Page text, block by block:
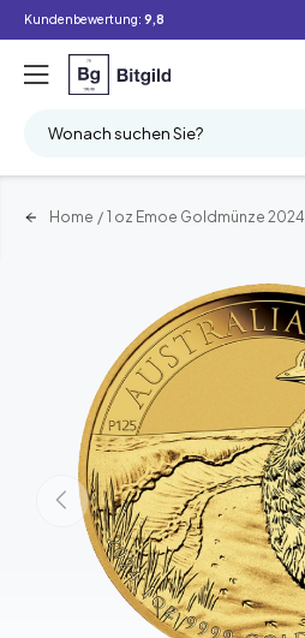
Kundenbewertung: 9,8
Wonach suchen Sie?
Home / 1 oz Emoe Goldmünze 2024